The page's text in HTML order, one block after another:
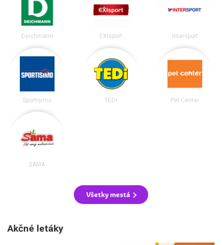
Deichmann EXIsport Intersport
Sportisimo TEDi Pet Center
SAMA
Všetky mestá
Akčné letáky